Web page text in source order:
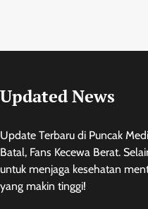
Updated News
Update Terbaru di Puncak
Batal, Fans Kecewa Berat.
untuk menjaga kesehatan
yang makin tinggi!